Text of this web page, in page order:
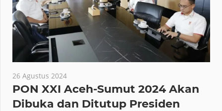
26 Agustus 2024
PON XXI Aceh-Sumut 2024 Akan
Dibuka dan Ditutup Presiden